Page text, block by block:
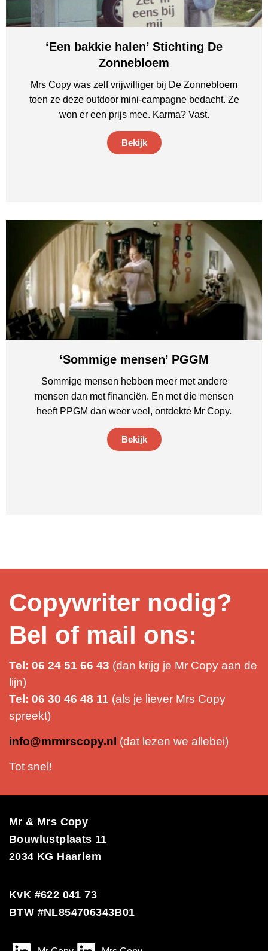
‘Een bakkie halen’ Stichting De
Zonnebloem
Mrs Copy was zelf vrijwilliger bij De Zonnebloem
toen ze deze outdoor mini-campagne bedacht. Ze
won er een prijs mee. Karma? Vast.
Bekijk
‘Sommige mensen’ PGGM
Sommige mensen hebben meer met andere
mensen dan met financiën. En met díe mensen
heeft PPGM dan weer veel, ontdekte Mr Copy.
Bekijk
Copywriter nodig?
Bel of mail ons:
Tel: 06 24 51 66 43 (dan krijg je Mr Copy aan de
lijn)
Tel: 06 30 46 48 11 (als je liever Mrs Copy
spreekt)
info@mrmrscopy.nl (dat lezen we allebei)
Tot snel!
Mr & Mrs Copy
Bouwlustplaats 11
2034 KG Haarlem
KvK #622 041 73
BTW #NL854706343B01